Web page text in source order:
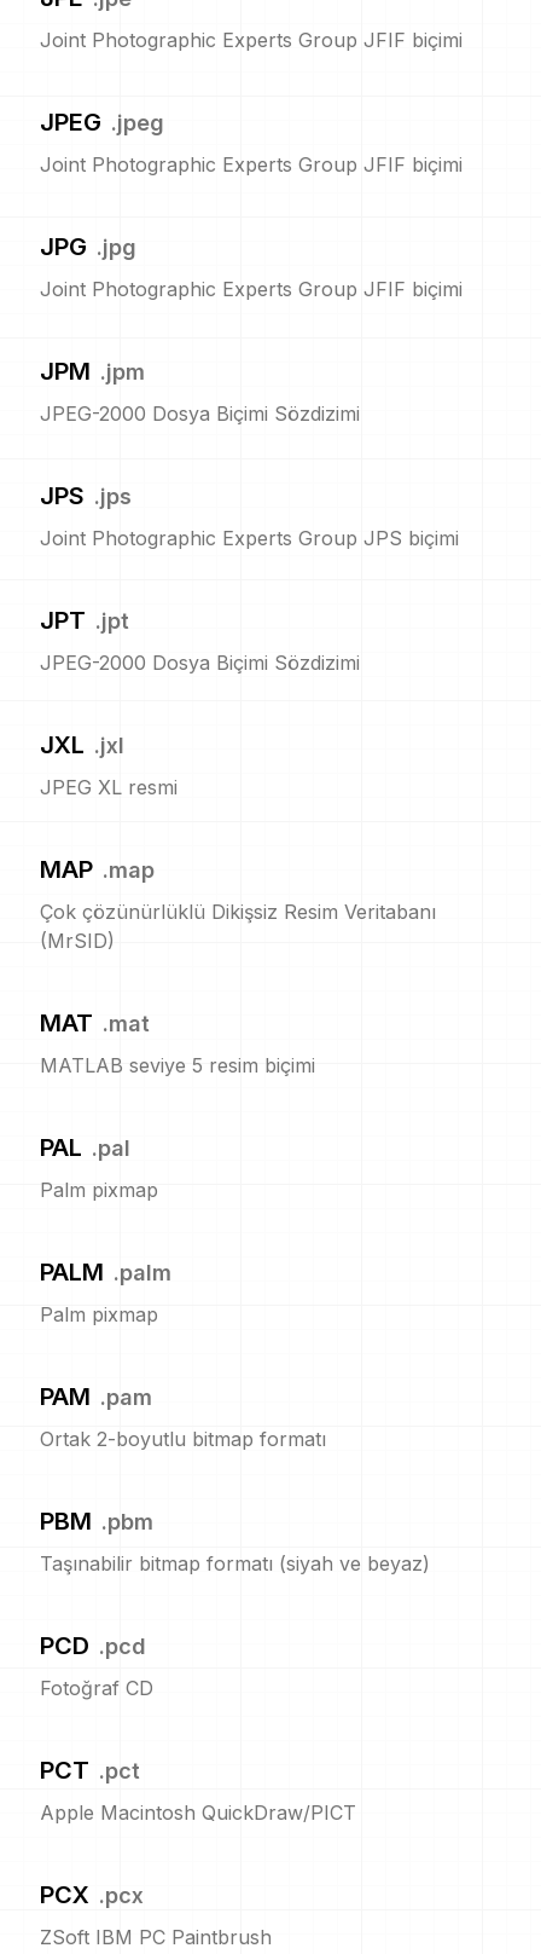
Joint Photographic Experts Group JFIF biçimi
JPEG .jpeg
Joint Photographic Experts Group JFIF biçimi
JPG .jpg
Joint Photographic Experts Group JFIF biçimi
JPM .jpm
JPEG-2000 Dosya Biçimi Sözdizimi
JPS .jps
Joint Photographic Experts Group JPS biçimi
JPT .jpt
JPEG-2000 Dosya Biçimi Sözdizimi
JXL .jxl
JPEG XL resmi
MAP .map
Çok çözünürlüklü Dikişsiz Resim Veritabanı
(MrSID)
MAT .mat
MATLAB seviye 5 resim biçimi
PAL .pal
Palm pixmap
PALM .palm
Palm pixmap
PAM .pam
Ortak 2-boyutlu bitmap formatı
PBM .pbm
Taşınabilir bitmap formatı (siyah ve beyaz)
PCD .pcd
Fotoğraf CD
PCT .pct
Apple Macintosh QuickDraw/PICT
PCX .pcx
ZSoft IBM PC Paintbrush